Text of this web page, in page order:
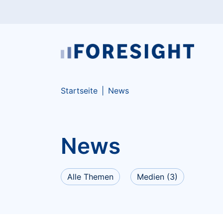
You are here:
Startseite News
News
Alle Themen Medien (3)